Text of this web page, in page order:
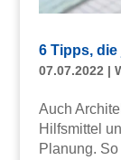
6 Tipps,
07.07.2022 |
Auch
Hilfsmittel
Planung.